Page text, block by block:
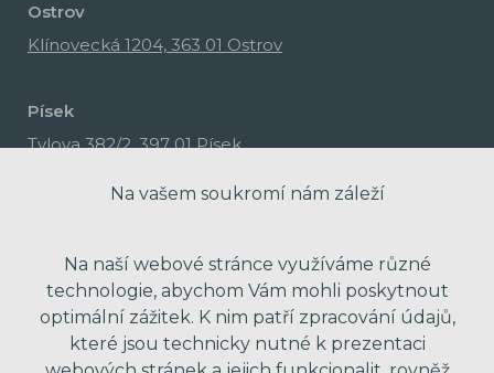
Ostrov
Klínovecká 1204, 363 01 Ostrov
Písek
Tylova 382/2, 397 01 Písek
Na vašem soukromí nám záleží
Na naší webové stránce využíváme různé
technologie, abychom Vám mohli poskytnout
optimální zážitek. K nim patří zpracování údajů,
které jsou technicky nutné k prezentaci